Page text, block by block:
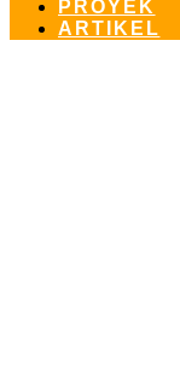
PROYEK
ARTIKEL